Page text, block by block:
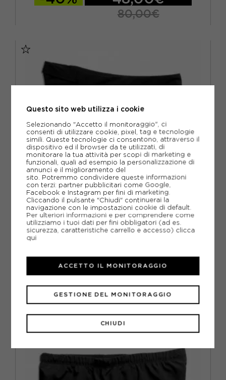
80,00€
ON
ON SHORT RUNNING SPLIT RACE NERO DONNA
-50% 39,98€
79,95€
Questo sito web utilizza i cookie
Selezionando "Accetto il monitoraggio", ci
consenti di utilizzare cookie, pixel, tag e tecnologie
simili. Queste tecnologie ci consentono, attraverso il
dispositivo ed il browser da te utilizzati, di
monitorare la tua attività per scopi di marketing e
funzionali, quali ad esempio la personalizzazione di
annunci e il miglioramento del
sito. Potremmo condividere queste informazioni
con terzi: partner pubblicitari come Google,
Facebook e Instagram per fini di marketing.
Cliccando il pulsante "Chiudi" continuerai la
navigazione con le impostazioni cookie di default.
Per ulteriori informazioni e per comprendere come
utilizziamo i tuoi dati per fini obbligatori (ad es.
sicurezza, caratteristiche carrello e accesso) clicca
qui
CHIUDI
GESTIONE DEL MONITORAGGIO
ACCETTO IL MONITORAGGIO